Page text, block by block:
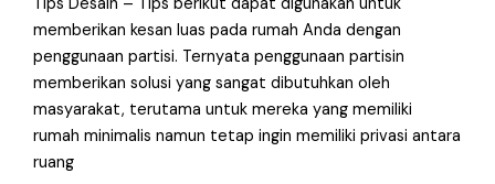
memberikan kesan luas pada rumah Anda dengan
penggunaan partisi. Ternyata penggunaan partisin
memberikan solusi yang sangat dibutuhkan oleh
masyarakat, terutama untuk mereka yang memiliki
rumah minimalis namun tetap ingin memiliki privasi antara
ruang